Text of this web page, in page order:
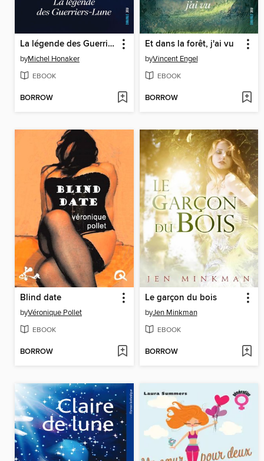
La légende des Guerriers-Lune
byMichel Honaker
EBOOK
BORROW
Et dans la forêt, j'ai vu
byVincent Engel
EBOOK
BORROW
Blind date
byVéronique Pollet
EBOOK
BORROW
Le garçon du bois
byJen Minkman
EBOOK
BORROW